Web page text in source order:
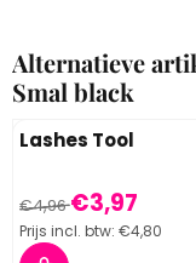
Alternatieve
Smal black
Lashes Tool
Van 4,96 voor
€4,96€3,97
Prijs incl. btw: €4,80